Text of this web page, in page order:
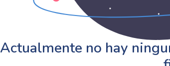
Actualmente no hay